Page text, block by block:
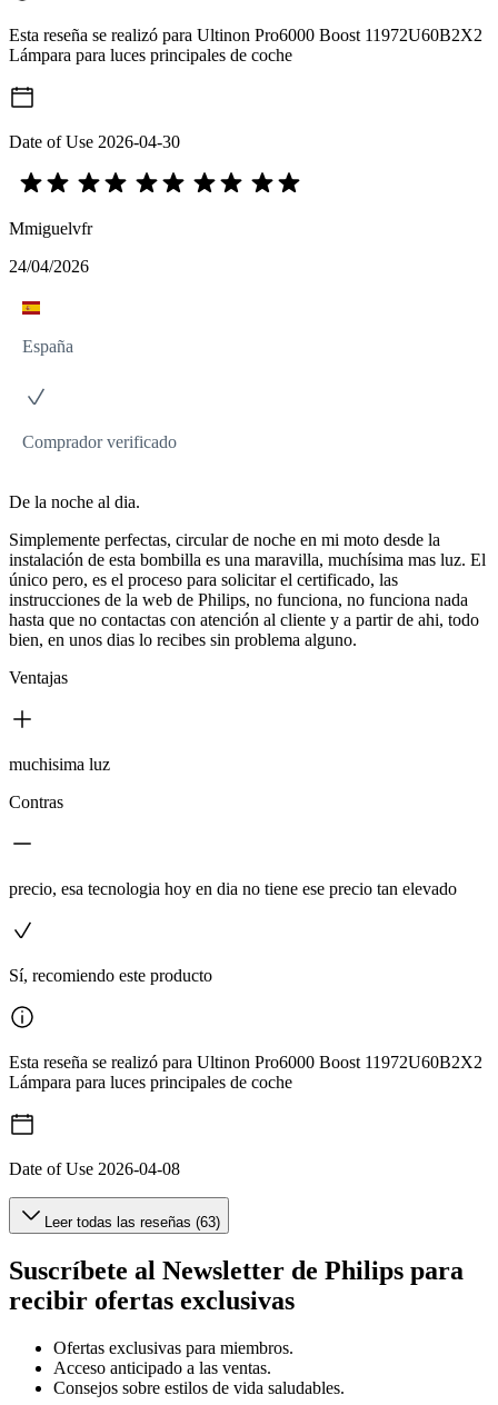
Esta reseña se realizó para Ultinon Pro6000 Boost 11972U60B2X2
Lámpara para luces principales de coche
Date of Use 2026-04-30
Mmiguelvfr
24/04/2026
España
Comprador verificado
De la noche al dia.
Simplemente perfectas, circular de noche en mi moto desde la
instalación de esta bombilla es una maravilla, muchísima mas luz. El
único pero, es el proceso para solicitar el certificado, las
instrucciones de la web de Philips, no funciona, no funciona nada
hasta que no contactas con atención al cliente y a partir de ahi, todo
bien, en unos dias lo recibes sin problema alguno.
Ventajas
muchisima luz
Contras
precio, esa tecnologia hoy en dia no tiene ese precio tan elevado
Sí, recomiendo este producto
Esta reseña se realizó para Ultinon Pro6000 Boost 11972U60B2X2
Lámpara para luces principales de coche
Date of Use 2026-04-08
Leer todas las reseñas (63)
Suscríbete al Newsletter de Philips para
recibir ofertas exclusivas
Ofertas exclusivas para miembros.
Acceso anticipado a las ventas.
Consejos sobre estilos de vida saludables.